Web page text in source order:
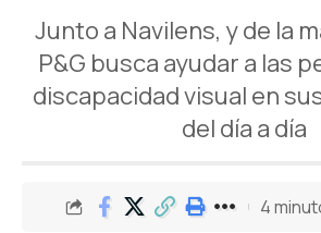
Junto a Navilens, y de la
P&G busca ayudar a las
discapacidad visual en
del día a día
4